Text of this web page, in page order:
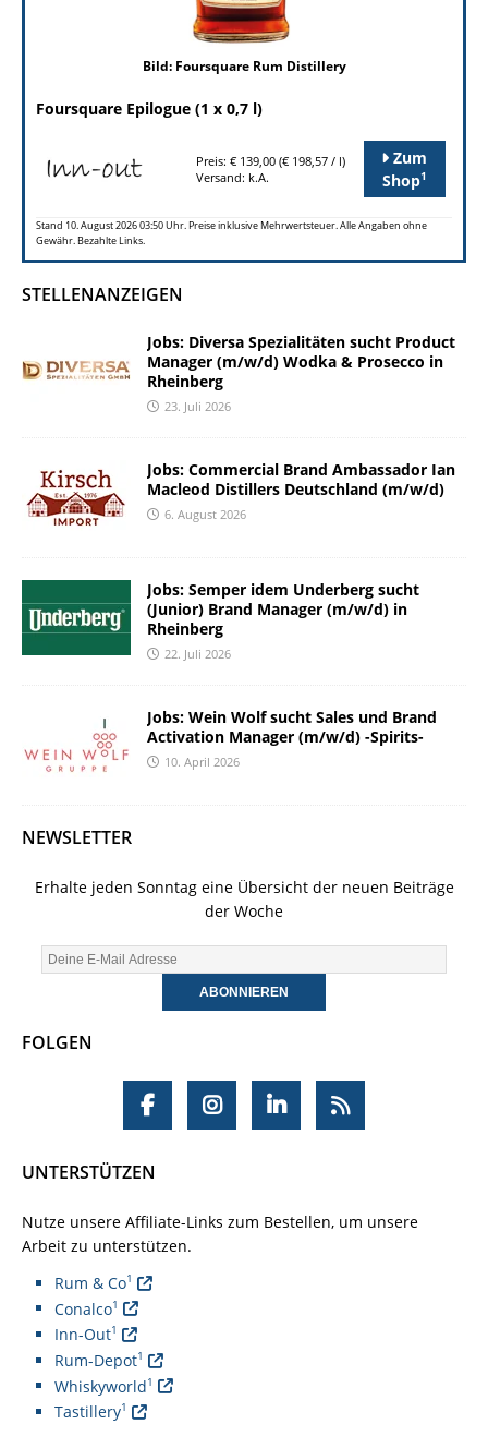
Bild: Foursquare Rum Distillery
Foursquare Epilogue (1 x 0,7 l)
Preis: € 139,00 (€ 198,57 / l)
Versand: k.A.
Zum
Shop1
Stand 10. August 2026 03:50 Uhr. Preise inklusive Mehrwertsteuer. Alle Angaben ohne
Gewähr. Bezahlte Links.
STELLENANZEIGEN
Jobs: Diversa Spezialitäten sucht Product
Manager (m/w/d) Wodka & Prosecco in
Rheinberg
23. Juli 2026
Jobs: Commercial Brand Ambassador Ian
Macleod Distillers Deutschland (m/w/d)
6. August 2026
Jobs: Semper idem Underberg sucht
(Junior) Brand Manager (m/w/d) in
Rheinberg
22. Juli 2026
Jobs: Wein Wolf sucht Sales und Brand
Activation Manager (m/w/d) -Spirits-
10. April 2026
NEWSLETTER
Erhalte jeden Sonntag eine Übersicht der neuen Beiträge
der Woche
FOLGEN
UNTERSTÜTZEN
Nutze unsere Affiliate-Links zum Bestellen, um unsere
Arbeit zu unterstützen.
Rum & Co1
Conalco1
Inn-Out1
Rum-Depot1
Whiskyworld1
Tastillery1